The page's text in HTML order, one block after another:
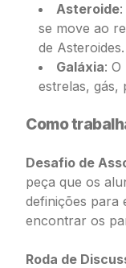
Asteroide
se move ao
de Asteroides.
Galáxia:
estrelas, gás,
Como
Desafio de
peça que os
definições para
encontrar os
Roda de